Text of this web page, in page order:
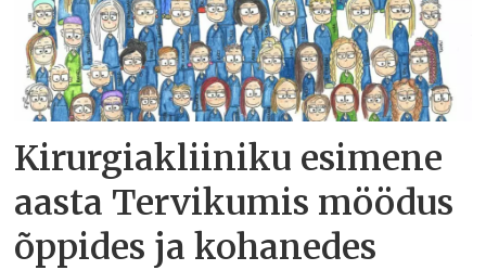
Kirurgiakliiniku esimene
aasta Tervikumis möödus
õppides ja kohanedes